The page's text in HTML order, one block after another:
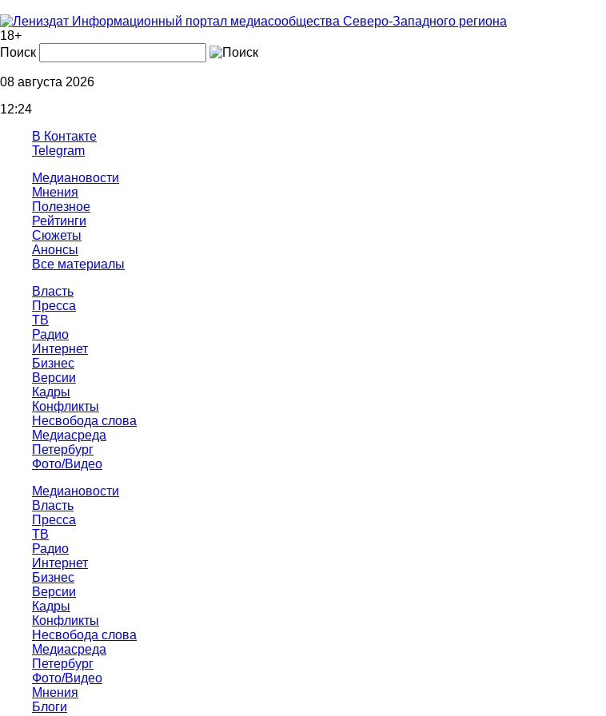
Информационный портал медиасообщества Северо-Западного региона
18+
Поиск
08 августа 2026
12:24
В Контакте
Telegram
Медиановости
Мнения
Полезное
Рейтинги
Сюжеты
Анонсы
Все материалы
Власть
Пресса
ТВ
Радио
Интернет
Бизнес
Версии
Кадры
Конфликты
Несвобода слова
Медиасреда
Петербург
Фото/Видео
Медиановости
Власть
Пресса
ТВ
Радио
Интернет
Бизнес
Версии
Кадры
Конфликты
Несвобода слова
Медиасреда
Петербург
Фото/Видео
Мнения
Блоги